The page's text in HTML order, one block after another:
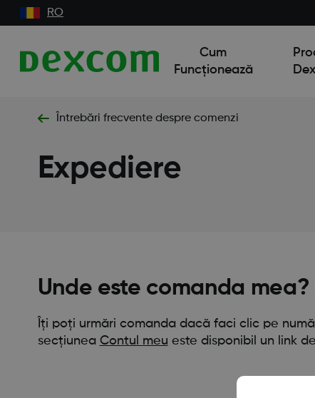
RO
Cum
Funcționează
Întrebări frecvente despre comenzi
Expediere
Unde este comanda
Îți poți urmări comanda dacă faci clic pe
secțiunea Contul meu este disponibil un link